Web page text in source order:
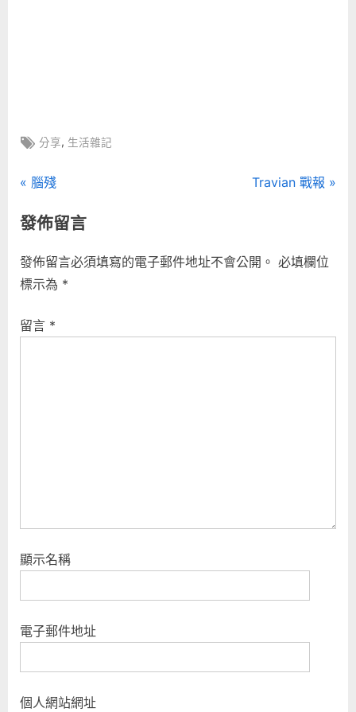
Tags:
分享, 生活雜記
文
章
導
覽
P
e
i
o
s
腦殘
N
P
t
Travian 戰報
發佈留言
發佈留言必須填寫的電子郵件地址不會公開。 必填欄位
標示為 *
留言 *
顯示名稱
電子郵件地址
個人網站網址